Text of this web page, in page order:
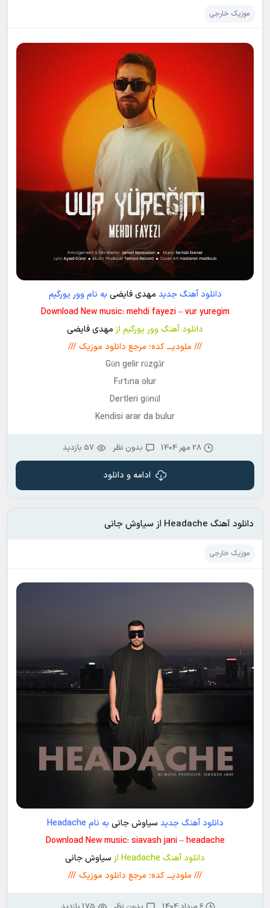
موزیک خارجی
دانلود آهنگ جدید مهدی فایضی به نام وور یورگیم
Download New music: mehdi fayezi – vur yuregim
دانلود آهنگ وور یورگیم ازمهدی فایضی
/// ملودیـــ کده؛ مرجع دانلود موزیک ///
Gün gelir rüzgâr
Fırtına olur
Dertleri gönül
Kendisi arar da bulur
28 مهر 1404 بدون نظر 57 بازدید
ادامه و دانلود
دانلود آهنگ Headache از سیاوش جانی
موزیک خارجی
دانلود آهنگ جدید سیاوش جانی به نام Headache
Download New music: siavash jani – headache
دانلود آهنگ Headache از
سیاوش جانی
/// ملودیـــ کده؛ مرجع دانلود موزیک ///